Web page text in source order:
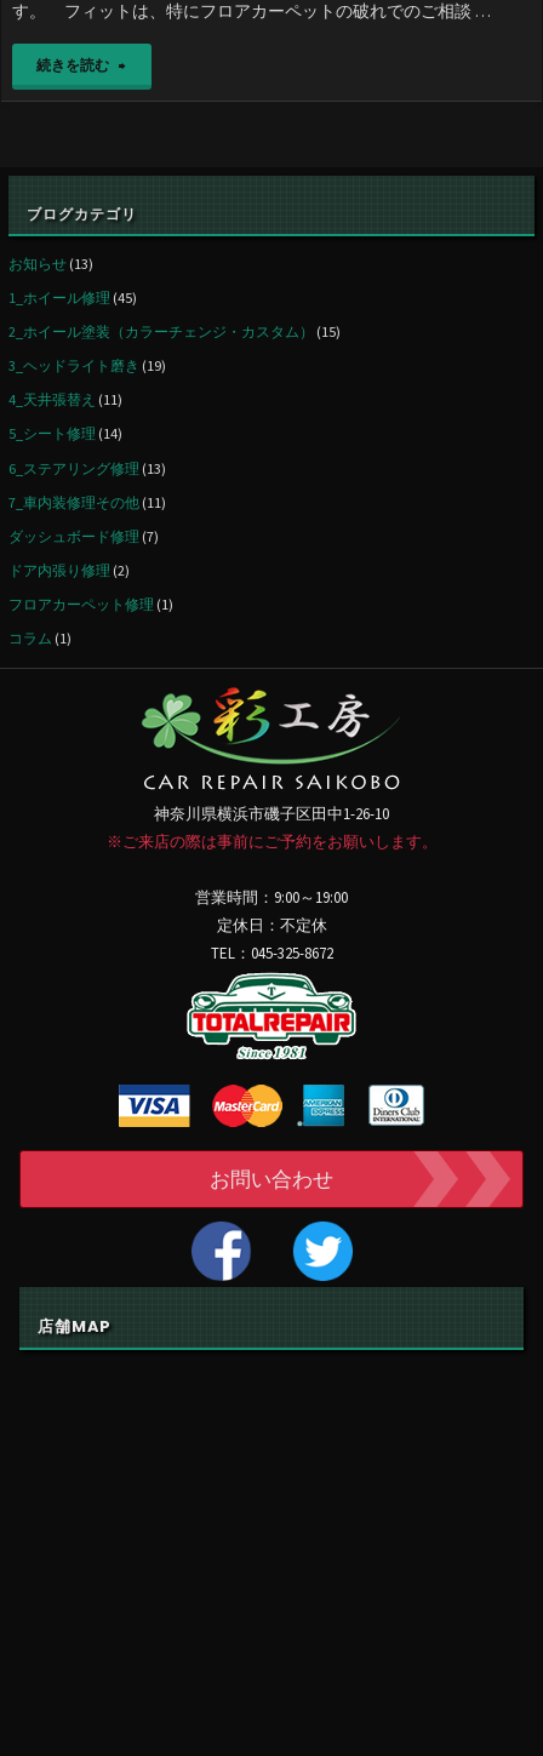
す。 フィットは、特にフロアカーペットの破れでのご相談 …
続きを読む
ロ
ア
ペ
ッ
ト
の
破
れ"
ブログカテゴリ
お知らせ(13)
1_ホイール修理 (45)
2_ホイール塗装（カラーチェンジ・カスタム）
(15)
3_ヘッドライト磨き (19)
4_天井張替え (11)
5_シート修理 (14)
6_ステアリング修理 (13)
7_車内装修理その他(11)
ダッシュボード修理 (7)
ドア内張り修理 (2)
フロアカーペット修理 (1)
コラム (1)
神奈川県横浜市磯子区田中1-26-10
※ご来店の際は事前にご予約をお願いします。
営業時間：9:00～19:00
定休日：不定休
TEL：045-325-8672
お問い合わせ
店舗MAP